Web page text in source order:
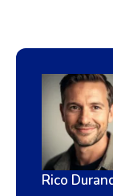
Rico